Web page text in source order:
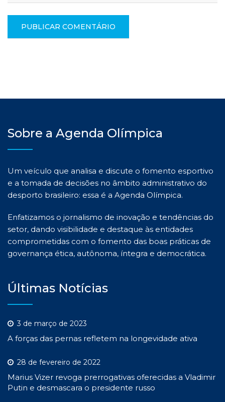
Sobre a Agenda Olímpica
Um veículo que analisa e discute o fomento esportivo
e a tomada de decisões no âmbito administrativo do
desporto brasileiro: essa é a Agenda Olímpica.
Enfatizamos o jornalismo de inovação e tendências do
setor, dando visibilidade e destaque às entidades
comprometidas com o fomento das boas práticas de
governança ética, autônoma, íntegra e democrática.
Últimas Notícias
3 de março de 2023
A forças das pernas refletem na longevidade ativa
28 de fevereiro de 2022
Marius Vizer revoga prerrogativas oferecidas a Vladimir
Putin e desmascara o presidente russo